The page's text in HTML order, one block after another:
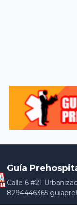
Guía
Calle 6 #21
8294446365